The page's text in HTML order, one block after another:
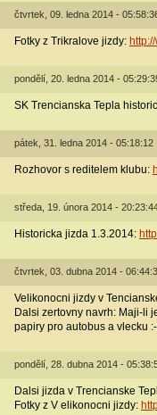
čtvrtek, 09. ledna 2014 -
Fotky z Trikralove jizdy:
pondělí, 20. ledna 2014 -
SK Trencianska Tepla
pátek, 31. ledna 2014 - 05:18:12
Rozhovor s reditelem klubu:
středa, 19. února 2014 -
Historicka jizda 1.3.2014:
čtvrtek, 03. dubna 2014 -
Velikonocni jizdy v
Dalsi zertovny navrh: Maji-li
papiry pro autobus a vlecku
pondělí, 28. dubna 2014 -
Dalsi jizda v Trencianske
Fotky z V elikonocni jizdy: